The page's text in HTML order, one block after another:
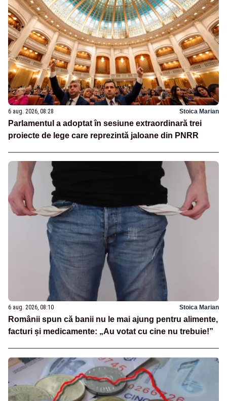
6 aug. 2026, 08:28 Stoica Marian
Parlamentul a adoptat în sesiune extraordinară trei
proiecte de lege care reprezintă jaloane din PNRR
6 aug. 2026, 08:10 Stoica Marian
Românii spun că banii nu le mai ajung pentru alimente,
facturi și medicamente: „Au votat cu cine nu trebuie!”